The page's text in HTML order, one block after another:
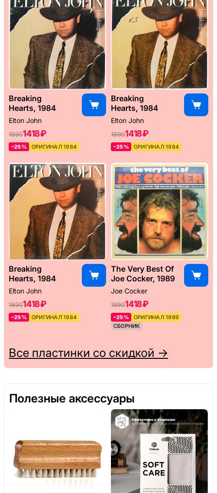
Breaking
Hearts, 1984
Elton John
18901418 ₽
–25% ОРИГИНАЛ 1984
Breaking
Hearts, 1984
Elton John
18901418 ₽
–25% ОРИГИНАЛ 1984
Breaking
Hearts, 1984
Elton John
18901418 ₽
–25% ОРИГИНАЛ 1984
The Very Best Of
Joe Cocker, 1989
Joe Cocker
18901418 ₽
–25%
ОРИГИНАЛ 1989
СБОРНИК
Все пластинки со скидкой →
Полезные аксессуары